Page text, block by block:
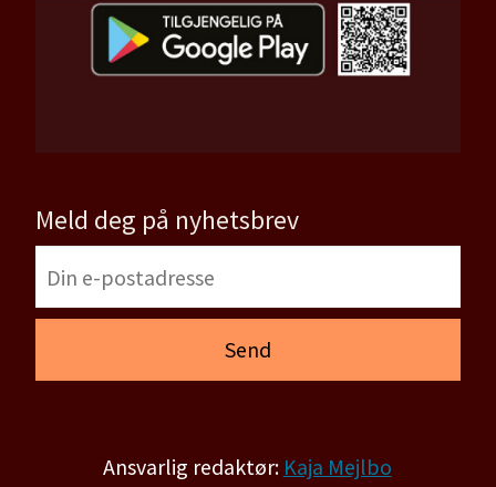
Meld deg på nyhetsbrev
Ansvarlig redaktør: Kaja Mejlbo